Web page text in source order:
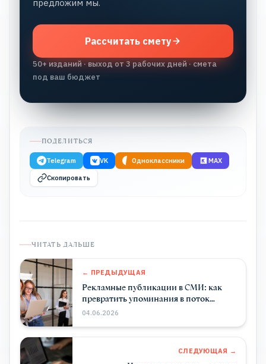
предложим мы.
Рассчитать смету
50+ изданий · выход от 3 рабочих дней · смета
под ваш бюджет
ПОДЕЛИТЬСЯ
Telegram VK Одноклассники MAX
Скопировать
ЧИТАТЬ ДАЛЬШЕ
← ПРЕДЫДУЩАЯ
Рекламные публикации в СМИ: как
превратить упоминания в поток
клиентов
04.06.2026
СЛЕДУЮЩАЯ →